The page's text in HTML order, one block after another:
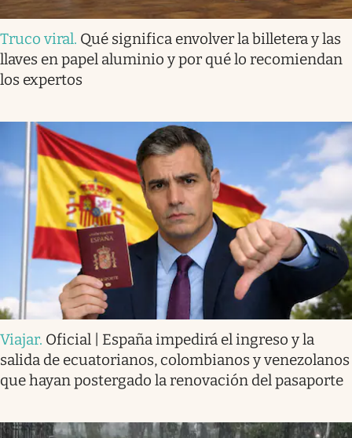
Truco viral. Qué significa envolver la billetera y las
llaves en papel aluminio y por qué lo recomiendan
los expertos
Viajar. Oficial | España impedirá el ingreso y la
salida de ecuatorianos, colombianos y venezolanos
que hayan postergado la renovación del pasaporte